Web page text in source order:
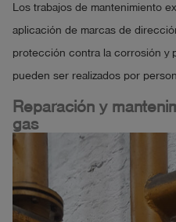
Los trabajos de mantenimiento
aplicación de marcas de
protección contra la corrosión y
pueden ser realizados por
Reparación y
gas